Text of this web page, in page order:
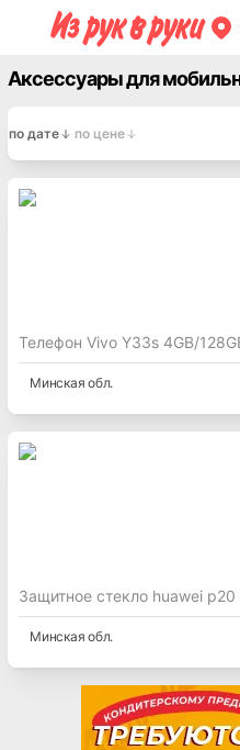
Аксессуары для
по дате по цене
Телефон Vivo Y33s 4GB/
Минская обл.
Защитное стекло huawei p20
Минская обл.